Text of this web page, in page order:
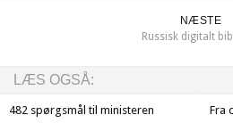
NÆSTE
Russisk digitalt
LÆS OGSÅ:
482 spørgsmål til ministeren Fra